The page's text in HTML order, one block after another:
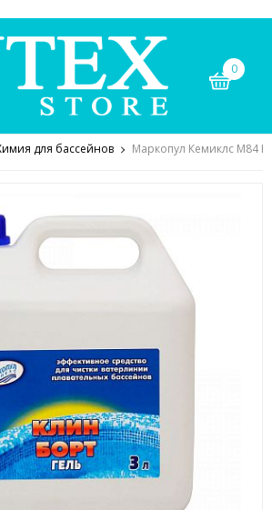
0
для бассейнов Маркопул Кемиклс М84